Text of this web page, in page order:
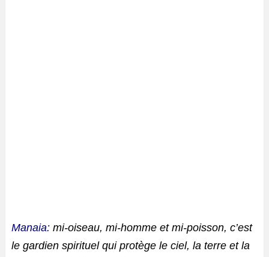
Manaia: mi-oiseau, mi-homme et mi-poisson, c’est
le gardien spirituel qui protège le ciel, la terre et la